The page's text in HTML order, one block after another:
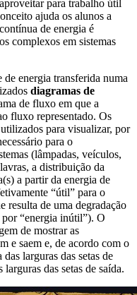
para trabalho útil
ajuda os alunos a
de energia é
complexos em sistemas
de energia transferida numa
diagramas de
de fluxo em que a
fluxo representado. Os
para visualizar, por
para o
(lâmpadas, veículos,
a distribuição da
a partir da energia de
“útil” para o
resulta de uma degradação
por “energia inútil”). O
de mostrar as
e saem e, de acordo com o
larguras das setas de
das setas de saída.